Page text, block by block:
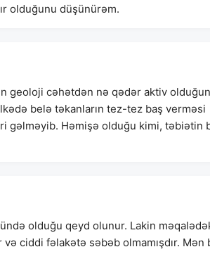
olduğunu düşünürəm.
geoloji cəhətdən nə qədər aktiv
belə təkanların tez-tez baş verməsi
gəlməyib. Həmişə olduğu kimi, təbiətin
olduğu qeyd olunur. Lakin
ciddi fəlakətə səbəb olmamışdır. Mən